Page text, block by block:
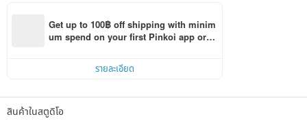
Get up to 100฿ off shipping with minim
um spend on your first Pinkoi app orde
รายละเอียด
สินค้าในสตูดิโอ